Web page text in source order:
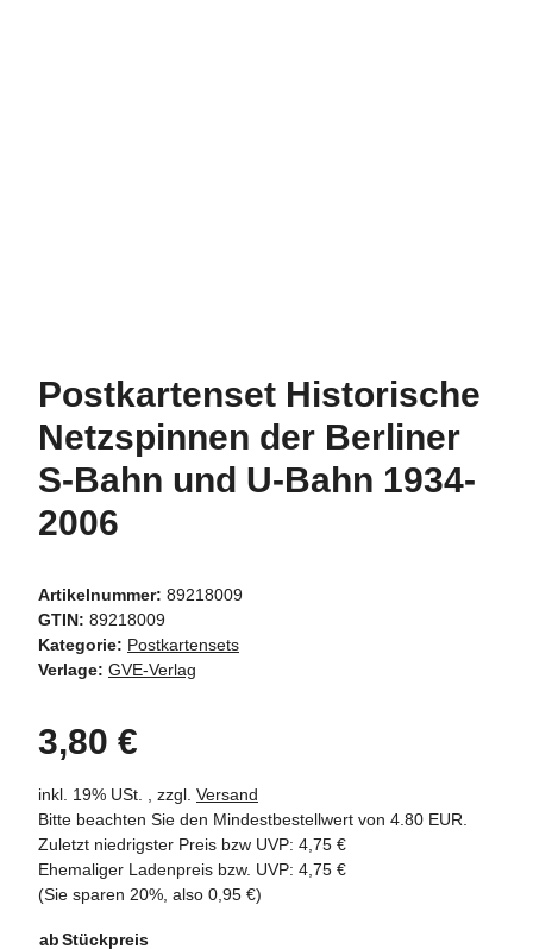
Postkartenset Historische
Netzspinnen der Berliner
S-Bahn und U-Bahn 1934-
2006
Artikelnummer: 89218009
GTIN: 89218009
Kategorie: Postkartensets
Verlage: GVE-Verlag
3,80 €
inkl. 19% USt. , zzgl. Versand
Bitte beachten Sie den Mindestbestellwert von 4.80 EUR.
Zuletzt niedrigster Preis bzw UVP: 4,75 €
Ehemaliger Ladenpreis bzw. UVP: 4,75 €
(Sie sparen 20%, also 0,95 €)
abStückpreis